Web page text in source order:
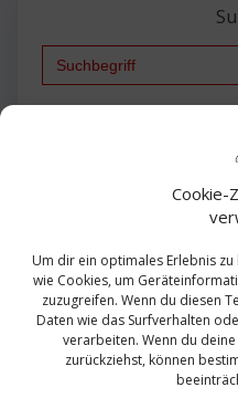
Cookie-
Um dir ein optimales Erlebnis
wie Cookies, um
zuzugreifen. Wenn du diesen
Daten wie das Surfverhalten
verarbeiten. Wenn du
zurückziehst, können
Exchange
Sanierung SBS
Sicherung SIEM
Update Upgrade
VMWare VPN